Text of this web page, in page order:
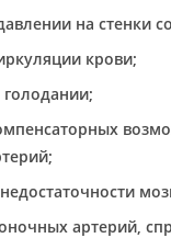
на стенки
крови;
артерий,